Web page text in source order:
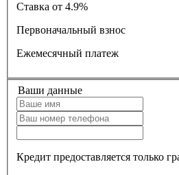
Ставка
от 4.9%
Первоначальный взнос
Ежемесячный платеж
Ваши данные
Кредит предоставляется только